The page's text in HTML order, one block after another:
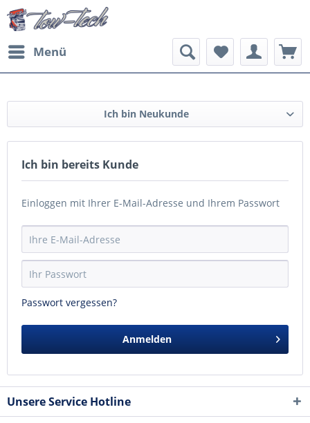
Menü
Ich bin Neukunde
Ich bin bereits Kunde
Einloggen mit Ihrer E-Mail-Adresse und Ihrem Passwort
Passwort vergessen?
Anmelden
Unsere Service Hotline